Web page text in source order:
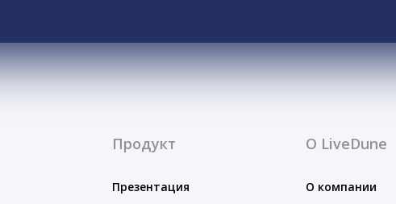
Продукт
Презентация
О LiveDune
О компании